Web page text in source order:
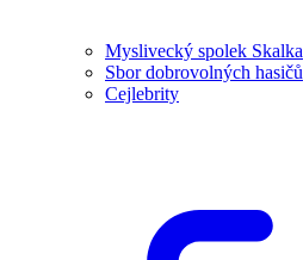
Myslivecký spolek Skalka
Sbor dobrovolných hasičů
Cejlebrity